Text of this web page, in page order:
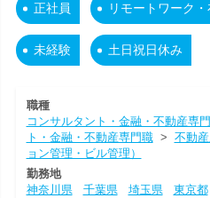
正社員 リモートワーク
未経験 土日祝日休み
職種
コンサルタント・金融・不動産専
ト・金融・不動産専門職> 不動
ョン管理・ビル管理）
勤務地
神奈川県
千葉県 埼玉県 東京都